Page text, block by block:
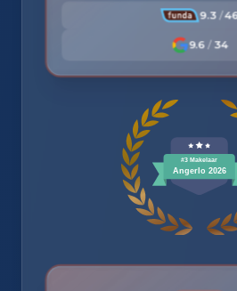
9.3 /
9.6 / 34